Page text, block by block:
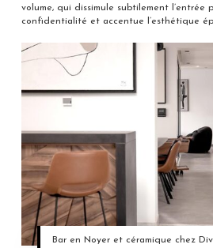
volume, qui dissimule subtilement l’entrée
confidentialité et accentue l’esthétique
Bar en Noyer et céramique chez